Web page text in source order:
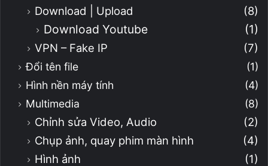
Download | Upload (8)
Download Youtube (1)
VPN – Fake IP (7)
Đổi tên file
(1)
Hình nền máy tính
(4)
Multimedia
(8)
Chỉnh sửa Video, Audio
(2)
Chụp ảnh, quay phim màn hình
(4)
Hình ảnh
(1)